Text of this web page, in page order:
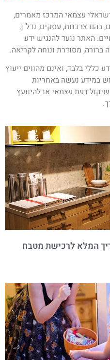
עצמאי המרכז מאמרים,
בהם צרכנות, עסקים, נדל"ן,
האתר נועד להנגיש ידע
ברורה, מסודרת ונוחה לקריאה.
כללי בלבד, ואינם מהווים ייעוץ
במידע נעשה באחריות
דעת עצמאי או להיוועץ
המלא לרכישת מטבח